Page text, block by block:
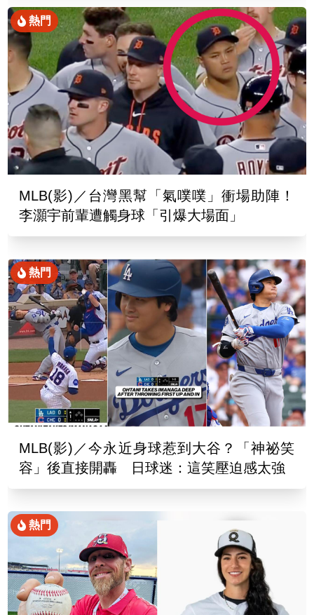
熱門
MLB(影)／台灣黑幫「氣噗噗」衝場助陣！
李灝宇前輩遭觸身球「引爆大場面」
熱門
MLB(影)／今永近身球惹到大谷？「神祕笑
容」後直接開轟 日球迷：這笑壓迫感太強
熱門